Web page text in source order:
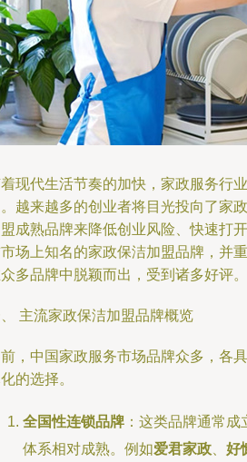
现代生活节奏的加快，家政服务行
越来越多的创业者将目光投向了家
成熟品牌来降低创业风险、快速打
场上知名的家政保洁加盟品牌，并
多品牌中脱颖而出，受到诸多好评。
主流家政保洁加盟品牌概览
，中国家政服务市场品牌众多，各
的选择。
全国性连锁品牌 ：这类品牌通常
体系相对成熟。例如爱君家政 好